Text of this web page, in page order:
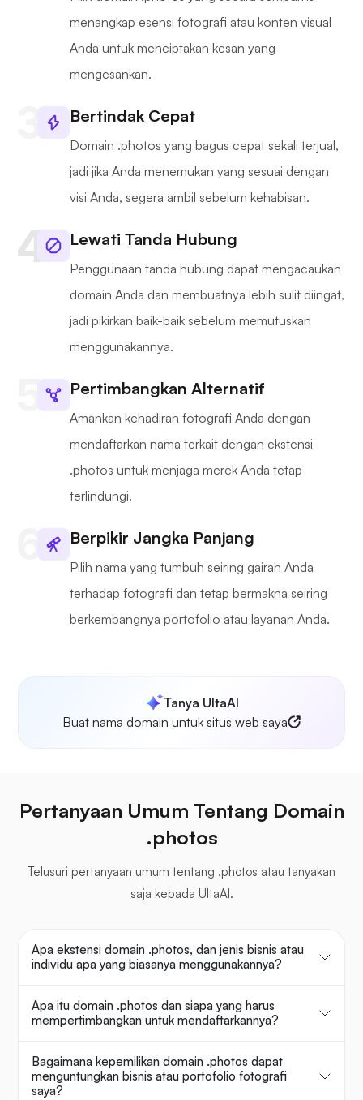
menangkap esensi fotografi atau konten visual
Anda untuk menciptakan kesan yang
mengesankan.
Bertindak Cepat
Domain .photos yang bagus cepat sekali terjual,
jadi jika Anda menemukan yang sesuai dengan
visi Anda, segera ambil sebelum kehabisan.
Lewati Tanda Hubung
Penggunaan tanda hubung dapat mengacaukan
domain Anda dan membuatnya lebih sulit diingat,
jadi pikirkan baik-baik sebelum memutuskan
menggunakannya.
Pertimbangkan Alternatif
Amankan kehadiran fotografi Anda dengan
mendaftarkan nama terkait dengan ekstensi
.photos untuk menjaga merek Anda tetap
terlindungi.
Berpikir Jangka Panjang
Pilih nama yang tumbuh seiring gairah Anda
terhadap fotografi dan tetap bermakna seiring
berkembangnya portofolio atau layanan Anda.
Tanya UltaAI
Buat nama domain untuk situs web saya
Pertanyaan Umum Tentang Domain
.photos
Telusuri pertanyaan umum tentang .photos atau tanyakan
saja kepada UltaAI.
Apa ekstensi domain .photos, dan jenis bisnis atau
individu apa yang biasanya menggunakannya?
Apa itu domain .photos dan siapa yang harus
mempertimbangkan untuk mendaftarkannya?
Bagaimana kepemilikan domain .photos dapat
menguntungkan bisnis atau portofolio fotografi
saya?